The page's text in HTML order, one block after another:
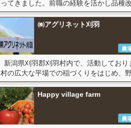
ってきました。前職の経験を活かし品種
㈱アグリネット刈羽
農
新潟県刈羽郡刈羽村内で、活動しており
村の広大な平場での稲づくりをはじめ、
Happy village farm
農